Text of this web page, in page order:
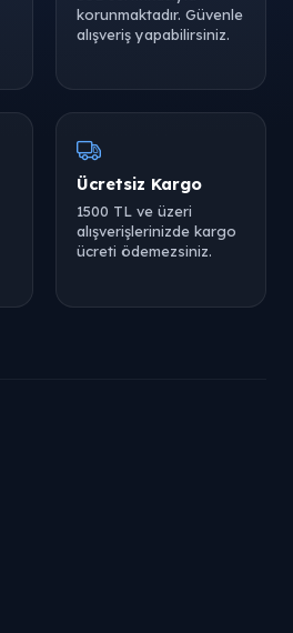
korunmaktadır. Güvenle
alışveriş yapabilirsiniz.
Ücretsiz Kargo
1500 TL ve üzeri
alışverişlerinizde kargo
ücreti ödemezsiniz.